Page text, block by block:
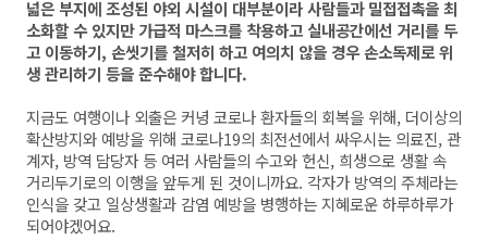
넓은 부지에 조성된 야외 시설이 대부분이라 사람들과 밀접접촉을 최
소화할 수 있지만 가급적 마스크를 착용하고 실내공간에선 거리를 두
고 이동하기, 손씻기를 철저히 하고 여의치 않을 경우 손소독제로 위
생 관리하기 등을 준수해야 합니다.
지금도 여행이나 외출은 커녕 코로나 환자들의 회복을 위해, 더이상의
확산방지와 예방을 위해 코로나19의 최전선에서 싸우시는 의료진, 관
계자, 방역 담당자 등 여러 사람들의 수고와 헌신, 희생으로 생활 속
거리두기로의 이행을 앞두게 된 것이니까요. 각자가 방역의 주체라는
인식을 갖고 일상생활과 감염 예방을 병행하는 지혜로운 하루하루가
되어야겠어요.